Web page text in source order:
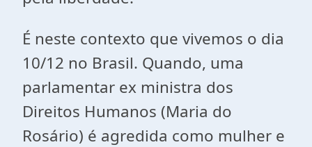
É neste contexto que vivemos o dia
10/12 no Brasil. Quando, uma
parlamentar ex ministra dos
Direitos Humanos (Maria do
Rosário) é agredida como mulher e